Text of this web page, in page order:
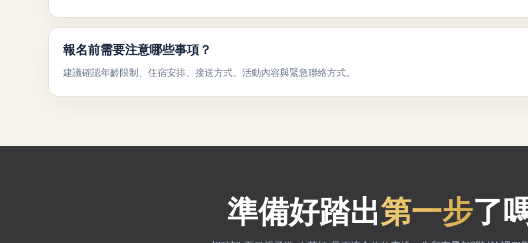
報名前需要注意哪些事項？
建議確認年齡限制、住宿安排、接送方式、活動內容與緊急聯絡方式。
準備好踏出第一步了